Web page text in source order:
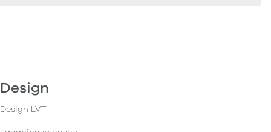
Design
Design LVT